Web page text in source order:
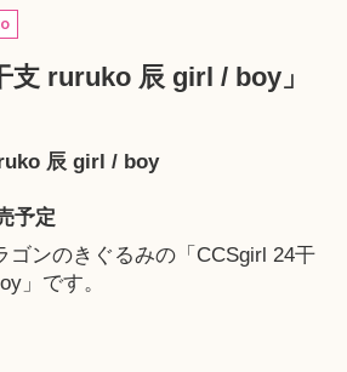
支 ruruko 辰 girl / boy」
辰 girl / boy
予定
ゴンのきぐるみの「CCSgirl 24干
」です。